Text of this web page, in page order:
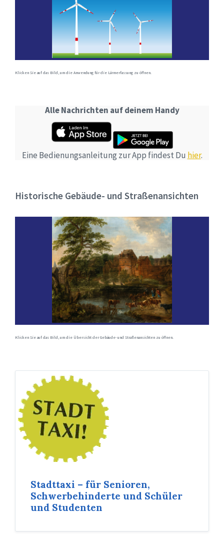
Klicken Sie auf das Bild, um die Anwendung für die Lärmerfassung zu öffnen.
Alle Nachrichten auf deinem Handy
Eine Bedienungsanleitung zur App findest Du hier.
Historische Gebäude- und Straßenansichten
Klicken Sie auf das Bild, um die Übersicht der Gebäude- und Straßenansichten zu öffnen.
Stadttaxi – für Senioren,
Schwerbehinderte und Schüler
und Studenten